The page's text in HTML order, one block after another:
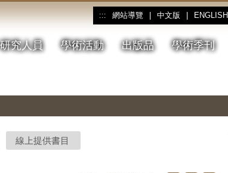
::: 網站導覽 中文版 ENGLISH
研究人員 學術活動 出版品 學術季刊
線上提供書目